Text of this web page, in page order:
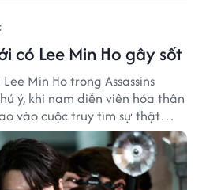
có Lee Min Ho gây sốt
Min Ho trong Assassins
ý, khi nam diễn viên hóa thân
vào cuộc truy tìm sự thật
gây chấn động Hàn Quốc.